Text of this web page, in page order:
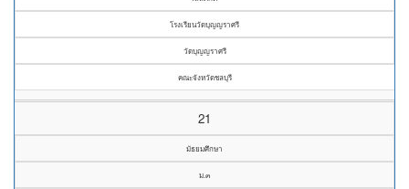
โรงเรียนวัดบุญญราศรี
วัดบุญญราศรี
คณะจังหวัดชลบุรี
21
มัธยมศึกษา
ม.๓